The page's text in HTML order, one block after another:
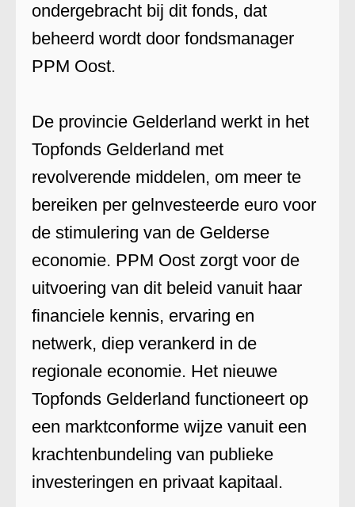
ondergebracht bij dit fonds, dat
beheerd wordt door fondsmanager
PPM Oost.
De provincie Gelderland werkt in het
Topfonds Gelderland met
revolverende middelen, om meer te
bereiken per gelnvesteerde euro voor
de stimulering van de Gelderse
economie. PPM Oost zorgt voor de
uitvoering van dit beleid vanuit haar
financiele kennis, ervaring en
netwerk, diep verankerd in de
regionale economie. Het nieuwe
Topfonds Gelderland functioneert op
een marktconforme wijze vanuit een
krachtenbundeling van publieke
investeringen en privaat kapitaal.